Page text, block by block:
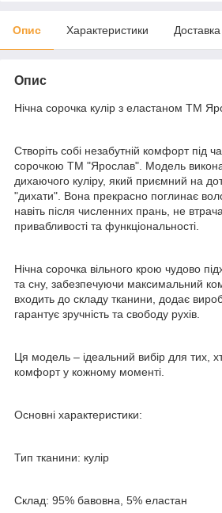
Опис Характеристики Доставка
Опис
Нічна сорочка кулір з еластаном ТМ
Створіть собі незабутній комфорт під
сорочкою ТМ "Ярослав". Модель
дихаючого куліру, який приємний на
"дихати". Вона прекрасно поглинає
навіть після численних прань, не
привабливості та функціональності.
Нічна сорочка вільного крою чудово
та сну, забезпечуючи максимальний
входить до складу тканини, додає
гарантує зручність та свободу рухів.
Ця модель – ідеальний вибір для тих,
комфорт у кожному моменті.
Основні характеристики:
Тип тканини: кулір
Склад: 95% бавовна, 5% еластан